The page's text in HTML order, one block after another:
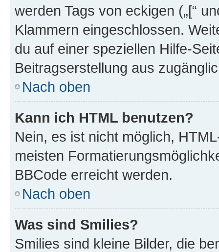
werden Tags von eckigen („[“
Klammern eingeschlossen.
du auf einer speziellen Hilfe-
Beitragserstellung aus
Nach oben
Kann ich HTML benutzen?
Nein, es ist nicht möglich,
meisten
BBCode erreicht werden.
Nach oben
Was sind Smilies?
Smilies sind kleine Bilder, die